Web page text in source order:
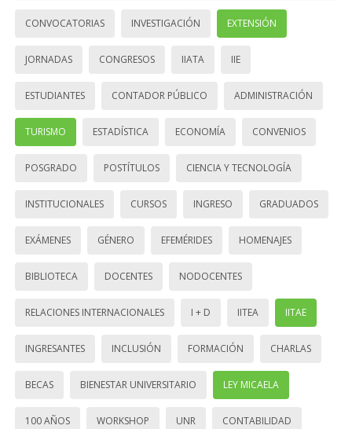
CONVOCATORIAS INVESTIGACIÓN EXTENSIÓN
JORNADAS CONGRESOS IIATA IIE
ESTUDIANTES CONTADOR PÚBLICO ADMINISTRACIÓN
TURISMO ESTADÍSTICA ECONOMÍA CONVENIOS
POSGRADO POSTÍTULOS CIENCIA Y TECNOLOGÍA
INSTITUCIONALES CURSOS INGRESO GRADUADOS
EXÁMENES GÉNERO EFEMÉRIDES HOMENAJES
BIBLIOTECA DOCENTES NODOCENTES
RELACIONES INTERNACIONALES I + D IITEA IITAE
INGRESANTES INCLUSIÓN FORMACIÓN CHARLAS
BECAS BIENESTAR UNIVERSITARIO LEY MICAELA
100 AÑOS WORKSHOP UNR CONTABILIDAD